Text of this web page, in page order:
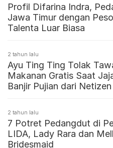
Profil Difarina Indra,
Jawa Timur dengan
Talenta Luar Biasa
2 tahun lalu
Ayu Ting Ting Tolak
Makanan Gratis Saat
Banjir Pujian dari Netizen
2 tahun lalu
7 Potret Pedangdut di
LIDA, Lady Rara dan
Bridesmaid